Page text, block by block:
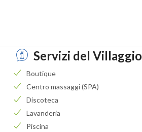
Servizi del Villaggio
Boutique
Centro massaggi (SPA)
Discoteca
Lavanderia
Piscina